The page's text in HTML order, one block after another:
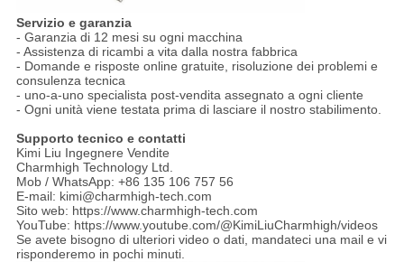
Servizio e garanzia
- Garanzia di 12 mesi su ogni macchina
- Assistenza di ricambi a vita dalla nostra fabbrica
- Domande e risposte online gratuite, risoluzione dei problemi e
consulenza tecnica
- uno-a-uno specialista post-vendita assegnato a ogni cliente
- Ogni unità viene testata prima di lasciare il nostro stabilimento.
Supporto tecnico e contatti
Kimi Liu Ingegnere Vendite
Charmhigh Technology Ltd.
Mob / WhatsApp: +86 135 106 757 56
E-mail: kimi@charmhigh-tech.com
Sito web: https://www.charmhigh-tech.com
YouTube: https://www.youtube.com/@KimiLiuCharmhigh/videos
Se avete bisogno di ulteriori video o dati, mandateci una mail e vi
risponderemo in pochi minuti.